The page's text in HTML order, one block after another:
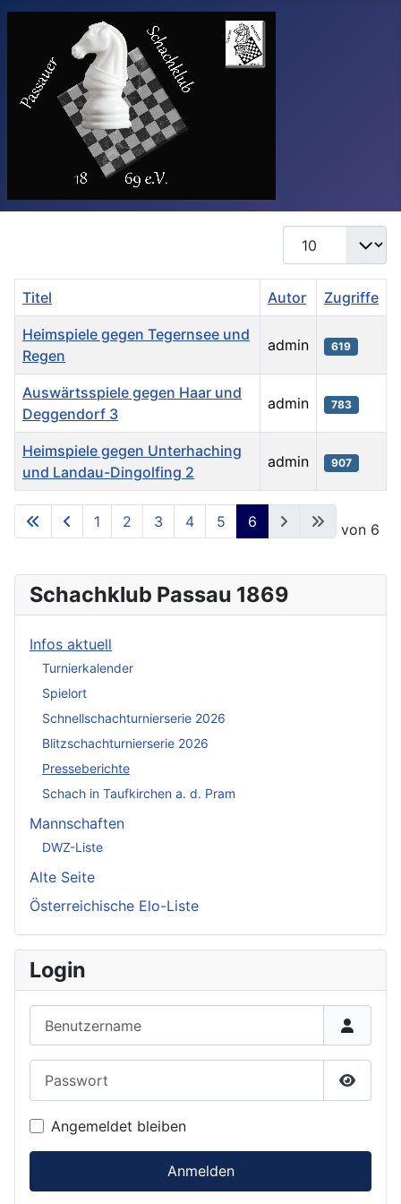
Anzeige #
Beiträge
Titel Autor Zugriffe
Heimspiele gegen Tegernsee und
Regen
admin 619
Auswärtsspiele gegen Haar und
Deggendorf 3
admin 783
Heimspiele gegen Unterhaching
und Landau-Dingolfing 2
admin 907
Seite 6 von 6
1 2 3 4 5 6
Schachklub Passau 1869
Infos aktuell
Turnierkalender
Spielort
Schnellschachturnierserie 2026
Blitzschachturnierserie 2026
Presseberichte
Schach in Taufkirchen a. d. Pram
Mannschaften
DWZ-Liste
Alte Seite
Österreichische Elo-Liste
Login
Angemeldet bleiben
Anmelden